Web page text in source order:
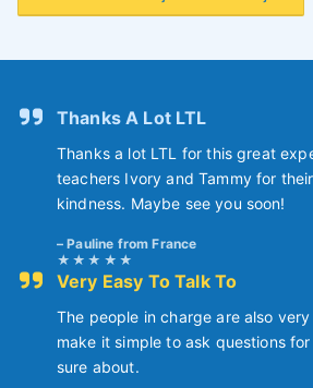
Thanks A Lot LTL
Thanks a lot LTL for this great
teachers Ivory and Tammy for
kindness. Maybe see you soon!
Pauline from France
Very Easy To Talk To
The people in charge are also
make it simple to ask questions for
sure about.